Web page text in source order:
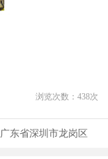
浏览次数： 438次
广东省深圳市龙岗区